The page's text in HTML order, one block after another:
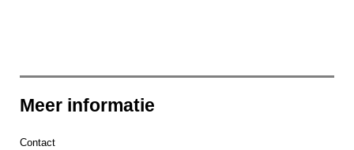
Meer informatie
Contact